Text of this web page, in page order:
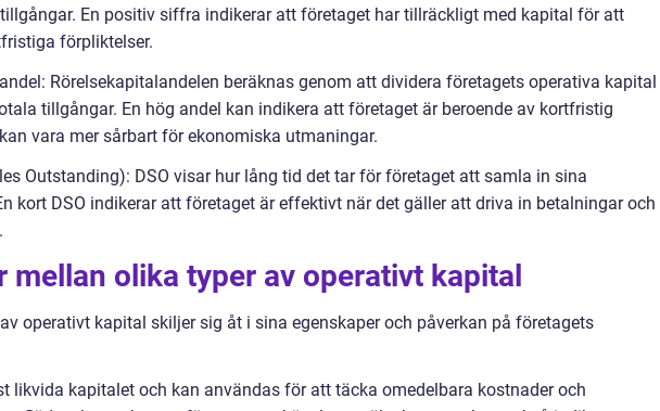
En positiv siffra indikerar att företaget har tillräckligt med kapital för att
förpliktelser.
Rörelsekapitalandelen beräknas genom att dividera företagets operativa kapital
tillgångar. En hög andel kan indikera att företaget är beroende av kortfristig
vara mer sårbart för ekonomiska utmaningar.
Outstanding): DSO visar hur lång tid det tar för företaget att samla in sina
kort DSO indikerar att företaget är effektivt när det gäller att driva in betalningar och
mellan olika typer av operativt kapital
operativt kapital skiljer sig åt i sina egenskaper och påverkan på företagets
likvida kapitalet och kan användas för att täcka omedelbara kostnader och